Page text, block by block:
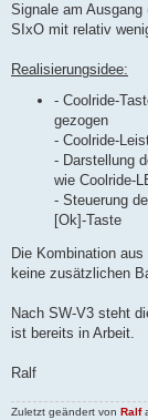
Signale am
SIxO mit relativ
Realisierungsidee:
- Coolride-
gezogen
- Coolride-
- Darstellung
wie Coolride-
- Steuerung
[Ok]-Taste
Die Kombination
keine zusätzlichen
Nach SW-V3 steht
ist bereits in Arbeit.
Ralf
Zuletzt geändert von Ralf